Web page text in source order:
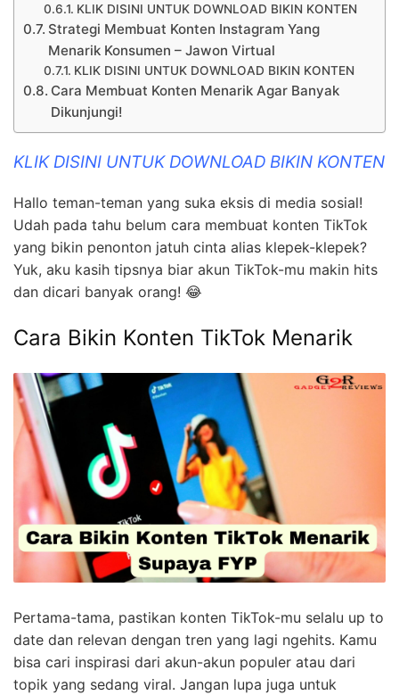
KLIK DISINI UNTUK DOWNLOAD BIKIN KONTEN
Strategi Membuat Konten Instagram Yang
Menarik Konsumen – Jawon Virtual
KLIK DISINI UNTUK DOWNLOAD BIKIN KONTEN
Cara Membuat Konten Menarik Agar Banyak
Dikunjungi!
KLIK DISINI UNTUK DOWNLOAD BIKIN KONTEN
Hallo teman-teman yang suka eksis di media sosial!
Udah pada tahu belum cara membuat konten TikTok
yang bikin penonton jatuh cinta alias klepek-klepek?
Yuk, aku kasih tipsnya biar akun TikTok-mu makin hits
dan dicari banyak orang! 😂
Cara Bikin Konten TikTok Menarik
Pertama-tama, pastikan konten TikTok-mu selalu up to
date dan relevan dengan tren yang lagi ngehits. Kamu
bisa cari inspirasi dari akun-akun populer atau dari
topik yang sedang viral. Jangan lupa juga untuk